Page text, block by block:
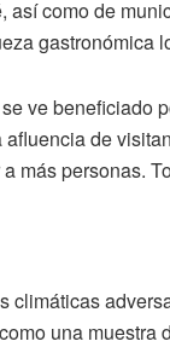
así como de
gastronómica
ve beneficiado
de
más personas.
climáticas
una